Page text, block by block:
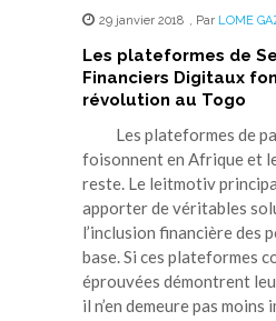
29 janvier 2018 Par LOME
Les plateformes de
Financiers Digitaux
révolution au Togo
Les plateformes de
foisonnent en Afrique et le
reste. Le leitmotiv
apporter de véritables
l’inclusion financière des
base. Si ces plateformes
éprouvées démontrent
il n’en demeure pas